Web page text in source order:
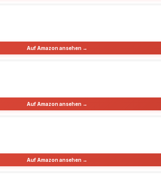
Auf Amazon ansehen →
Auf Amazon ansehen →
Auf Amazon ansehen →